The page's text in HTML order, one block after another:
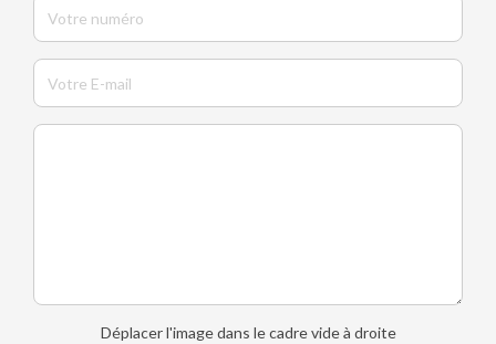
Déplacer l'image dans le cadre vide à droite